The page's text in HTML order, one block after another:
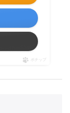
ポチップ